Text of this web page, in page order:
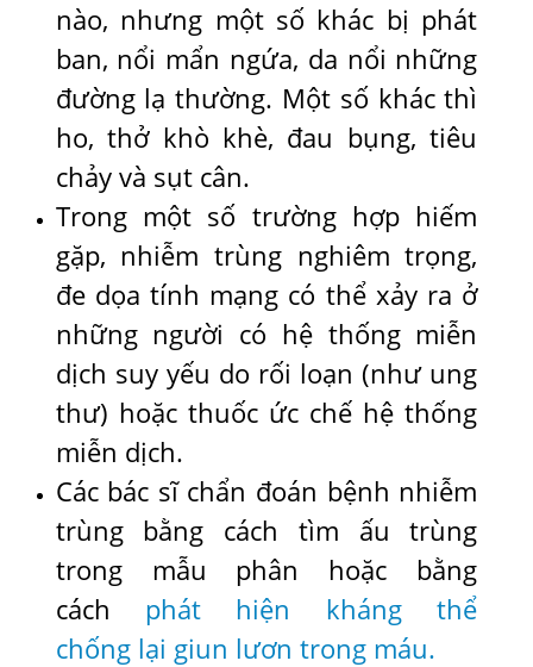
nào, nhưng một số khác bị phát
ban, nổi mẩn ngứa, da nổi những
đường lạ thường. Một số khác thì
ho, thở khò khè, đau bụng, tiêu
chảy và sụt cân.
Trong một số trường hợp hiếm
gặp, nhiễm trùng nghiêm trọng,
đe dọa tính mạng có thể xảy ra ở
những người có hệ thống miễn
dịch suy yếu do rối loạn (như ung
thư) hoặc thuốc ức chế hệ thống
miễn dịch.
Các bác sĩ chẩn đoán bệnh nhiễm
trùng bằng cách tìm ấu trùng
trong mẫu phân hoặc bằng
cách phát hiện kháng thể
chống lại giun lươn trong máu.